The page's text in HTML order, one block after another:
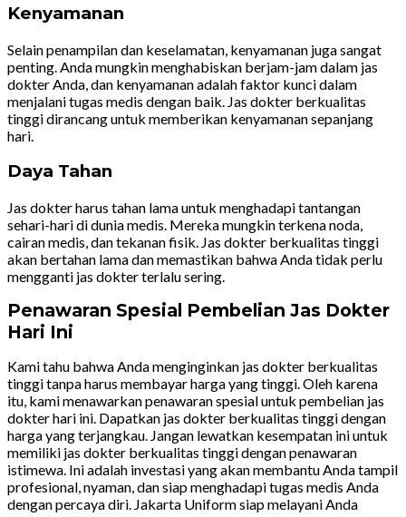
Kenyamanan
Selain penampilan dan keselamatan, kenyamanan juga sangat
penting. Anda mungkin menghabiskan berjam-jam dalam jas
dokter Anda, dan kenyamanan adalah faktor kunci dalam
menjalani tugas medis dengan baik. Jas dokter berkualitas
tinggi dirancang untuk memberikan kenyamanan sepanjang
hari.
Daya Tahan
Jas dokter harus tahan lama untuk menghadapi tantangan
sehari-hari di dunia medis. Mereka mungkin terkena noda,
cairan medis, dan tekanan fisik. Jas dokter berkualitas tinggi
akan bertahan lama dan memastikan bahwa Anda tidak perlu
mengganti jas dokter terlalu sering.
Penawaran Spesial Pembelian Jas Dokter
Hari Ini
Kami tahu bahwa Anda menginginkan jas dokter berkualitas
tinggi tanpa harus membayar harga yang tinggi. Oleh karena
itu, kami menawarkan penawaran spesial untuk pembelian jas
dokter hari ini. Dapatkan jas dokter berkualitas tinggi dengan
harga yang terjangkau. Jangan lewatkan kesempatan ini untuk
memiliki jas dokter berkualitas tinggi dengan penawaran
istimewa. Ini adalah investasi yang akan membantu Anda tampil
profesional, nyaman, dan siap menghadapi tugas medis Anda
dengan percaya diri. Jakarta Uniform siap melayani Anda